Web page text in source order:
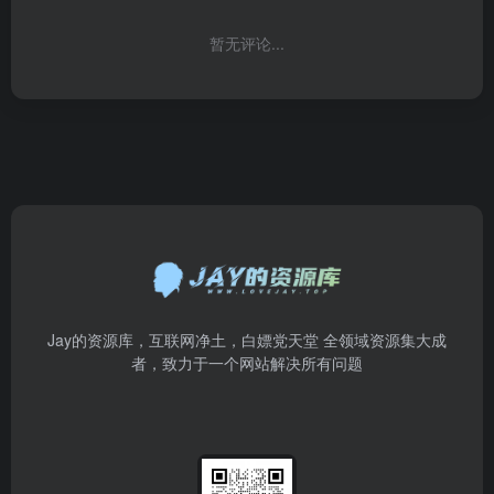
暂无评论...
Jay的资源库，互联网净土，白嫖党天堂 全领域资源集大成
者，致力于一个网站解决所有问题